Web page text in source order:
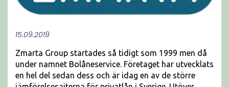
15.09.2019
Zmarta Group startades så tidigt som 1999 men då
under namnet Bolåneservice. Företaget har utvecklats
en hel del sedan dess och är idag en av de större